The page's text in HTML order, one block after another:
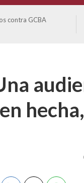
contra GCBA